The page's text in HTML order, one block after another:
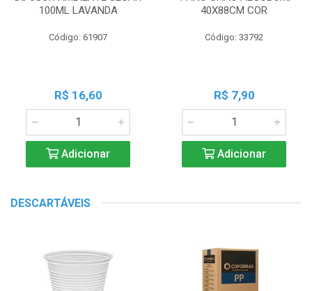
100ML LAVANDA
Código: 61907
R$ 16,60
Adicionar
40X88CM COR
Código: 33792
R$ 7,90
Adicionar
DESCARTÁVEIS